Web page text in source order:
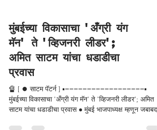
मुंबईच्या विकासाचा 'अँग्री यंग
मॅन' ते 'व्हिजनरी लीडर';
अमित साटम यांचा धडाडीचा